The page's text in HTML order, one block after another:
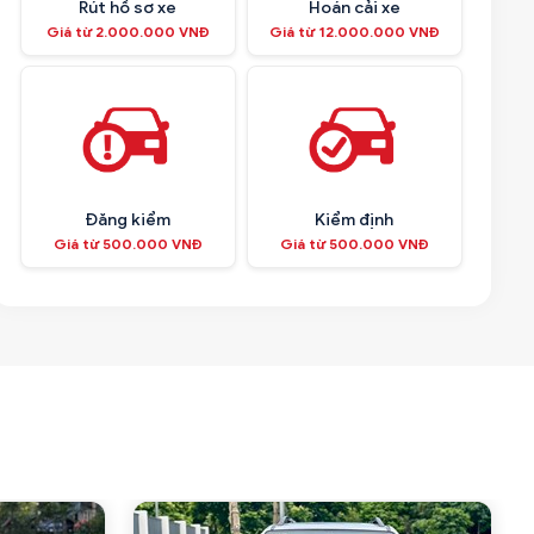
Rút hồ sơ xe
Giá từ 2.000.000 VNĐ
Hoán cải xe
Giá từ 12.000.000 VNĐ
Đăng kiểm
Giá từ 500.000 VNĐ
Kiểm định
Giá từ 500.000 VNĐ